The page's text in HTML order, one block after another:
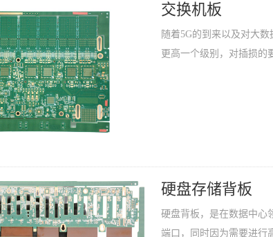
交换机板
随着5G的到来以及对大
更高一个级别，对插损的
硬盘存储背板
硬盘背板，是在数据中心
端口，同时因为需要进行